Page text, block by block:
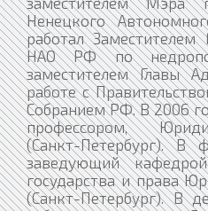
Ненецкого
работал Заместителем
НАО РФ по
заместителем Главы
работе с
Собранием РФ. В 2006
профессором,
(Санкт-Петербург). В
заведующий
государства и права
(Санкт-Петербург). В